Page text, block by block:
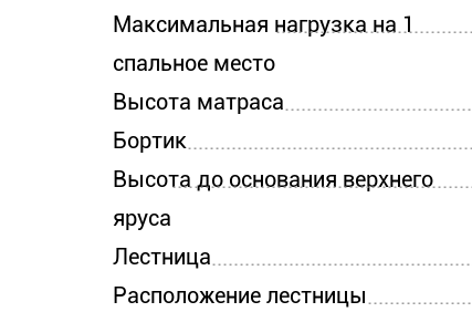
Максимальная нагрузка на 1
спальное место
Высота матраса
Бортик
Высота до основания верхнего
яруса
Лестница
Расположение лестницы